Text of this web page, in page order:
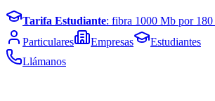
Tarifa Estudiante: fibra 1000 Mb por 180
Particulares
Empresas
Estudiantes
Llámanos